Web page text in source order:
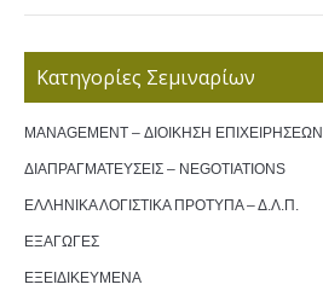
Κατηγορίες Σεμιναρίων
MANAGEMENT – ΔΙΟΙΚΗΣΗ
ΔΙΑΠΡΑΓΜΑΤΕΥΣΕΙΣ – NEGOTIATIONS
ΕΛΛΗΝΙΚΑ ΛΟΓΙΣΤΙΚΑ ΠΡΟΤΥΠΑ – Δ.Λ.Π.
ΕΞΑΓΩΓΕΣ
ΕΞΕΙΔΙΚΕΥΜΕΝΑ